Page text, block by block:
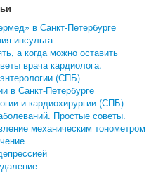
в Санкт-Петербурге
инсульта
а когда можно оставить
врача кардиолога.
(СПБ)
в Санкт-Петербурге
и кардиохирургии (СПБ)
Простые советы.
механическим тонометром